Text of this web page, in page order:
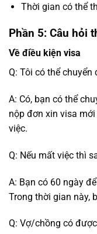
Thời gian có thể
Phần 5: Câu hỏi
Về điều kiện visa
Q: Tôi có thể
A: Có, bạn có thể
nộp đơn xin visa
việc.
Q: Nếu mất việc thì
A: Bạn có 60 ngày
Trong thời gian này,
Q: Vợ/chồng có